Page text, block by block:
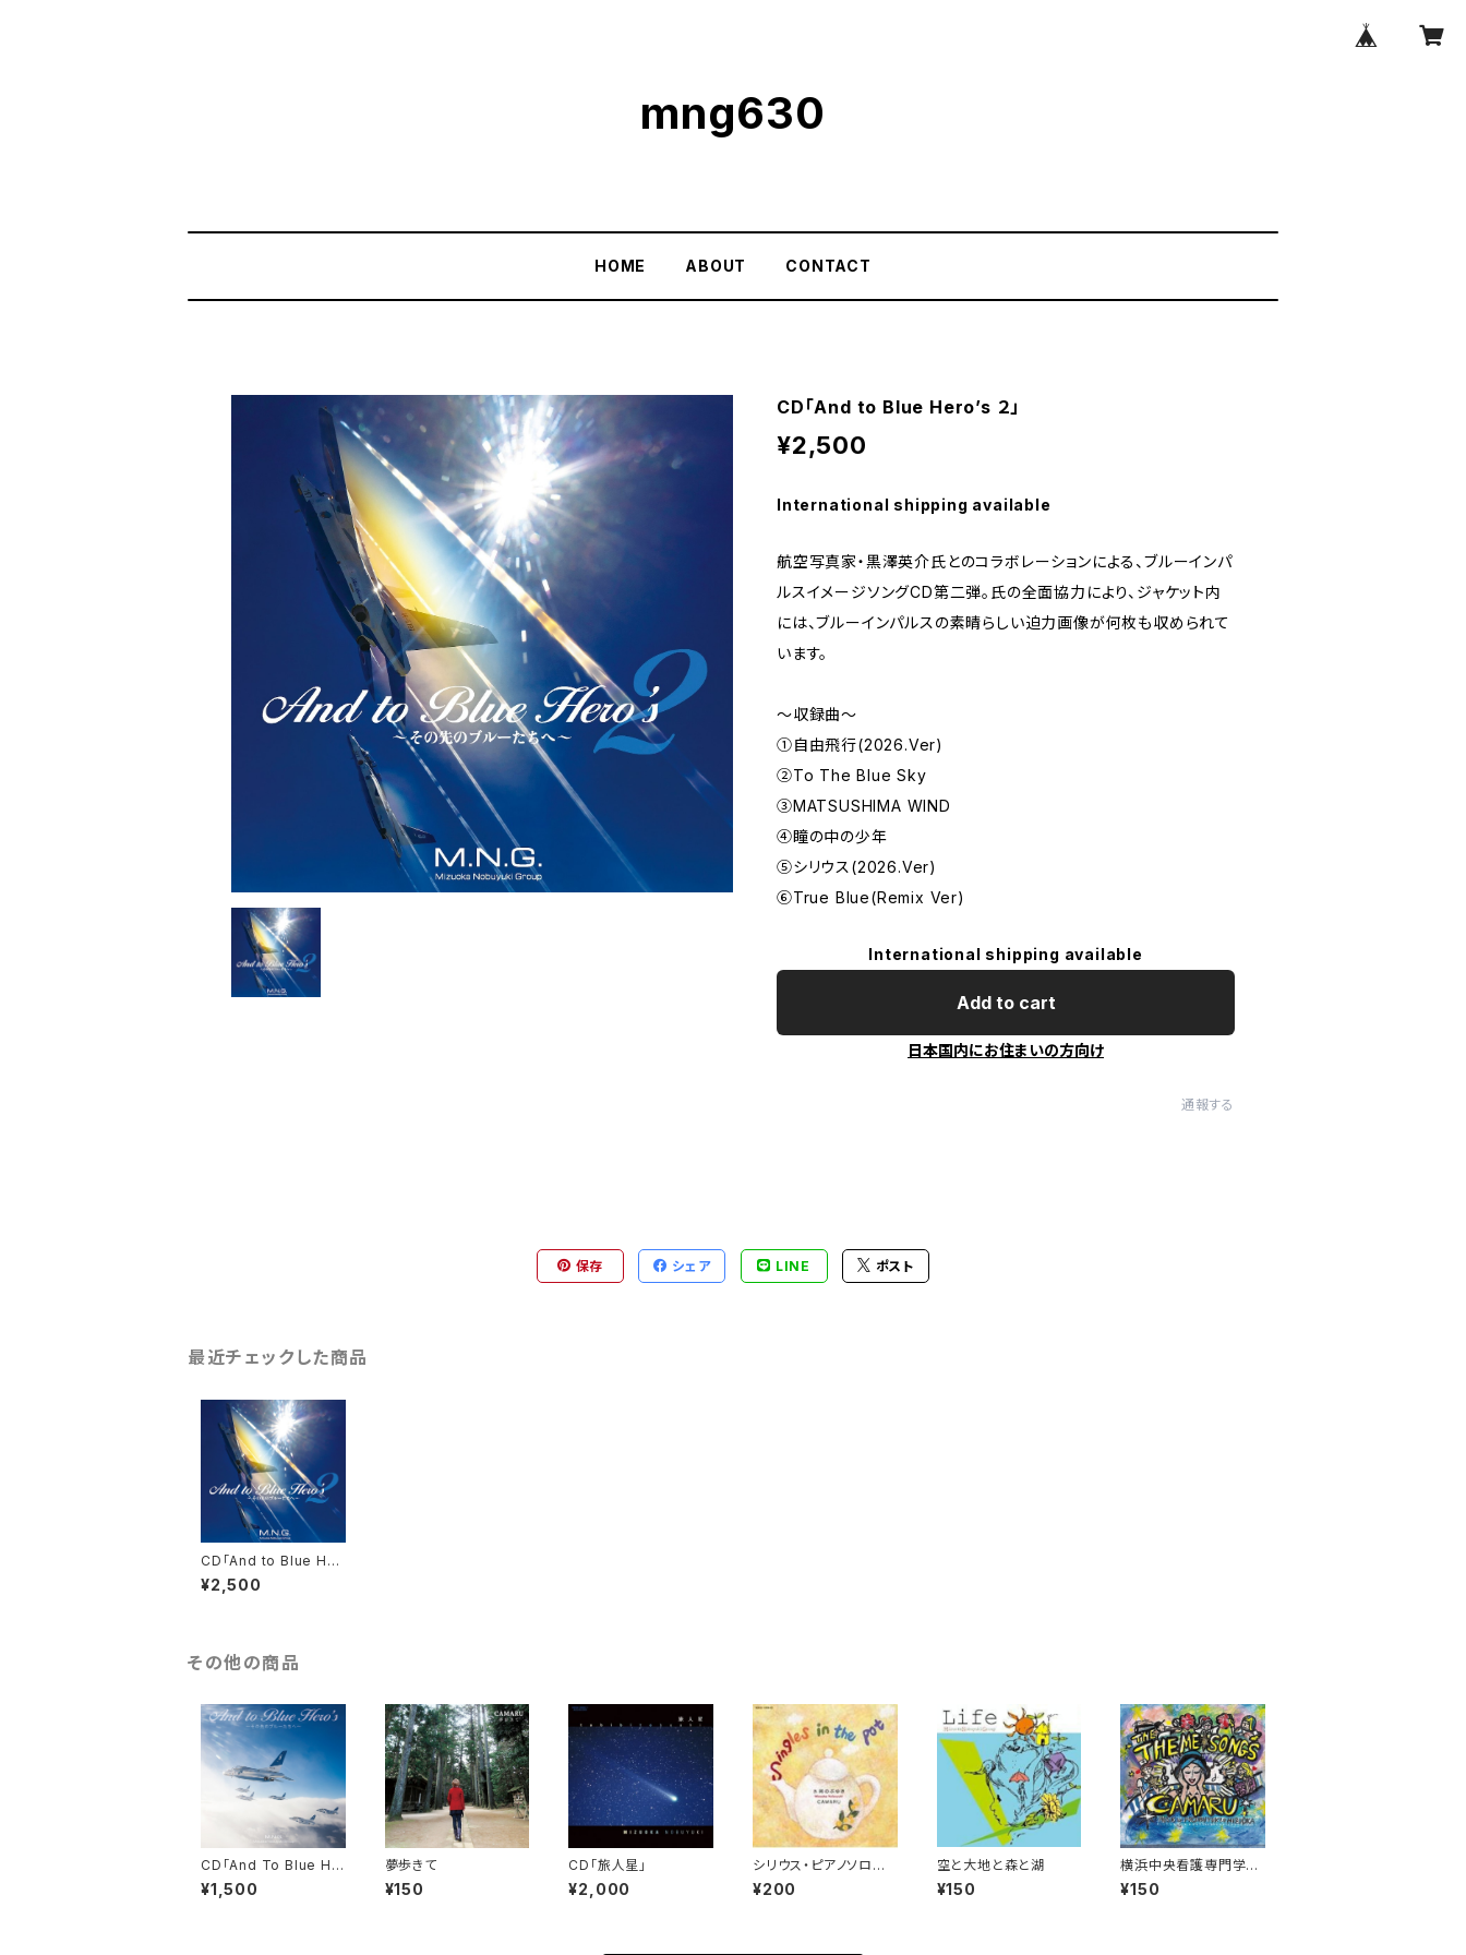
mng630
HOME ABOUT CONTACT
CD「And to Blue Hero’s ２」
¥2,500
International shipping available
航空写真家・黒澤英介氏とのコラボレーションによる、ブルーインパ
ルスイメージソングCD第二弾。氏の全面協力により、ジャケット内
には、ブルーインパルスの素晴らしい迫力画像が何枚も収められて
います。
～収録曲～
①自由飛行(2026.Ver)
②To The Blue Sky
③MATSUSHIMA WIND
④瞳の中の少年
⑤シリウス(2026.Ver)
⑥True Blue(Remix Ver)
International shipping available
Add to cart
日本国内にお住まいの方向け
通報する
保存 シェア LINE ポスト
最近チェックした商品
CD「And to Blue Her
o’s ２」
¥2,500
その他の商品
CD「And To Blue He
ro's ～その先のブルー
たちへ～」
¥1,500
夢歩きて
¥150
CD「旅人星」
¥2,000
シリウス・ピアノソロ譜
（初級）
¥200
空と大地と森と湖
¥150
横浜中央看護専門学校
校歌
¥150